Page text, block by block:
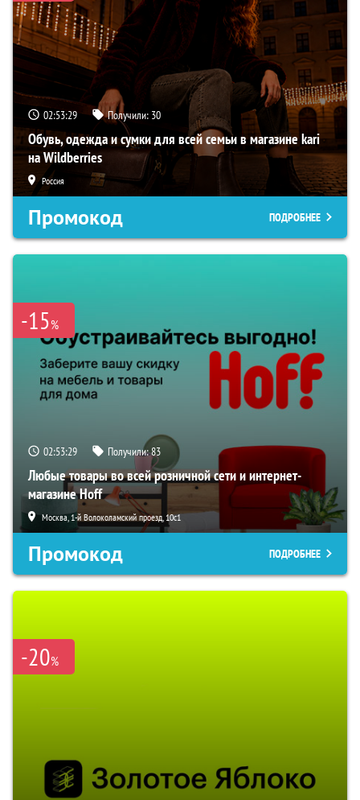
02:53:28 Получили: 30
Обувь, одежда и сумки для всей семьи в магазине kari
на Wildberries
Россия
Промокод ПОДРОБНЕЕ
-15%
02:53:28 Получили:83
Любые товары во всей розничной сети и интернет-
магазине Hoff
Москва, 1-й Волоколамский проезд, 10с1
Промокод ПОДРОБНЕЕ
-20%